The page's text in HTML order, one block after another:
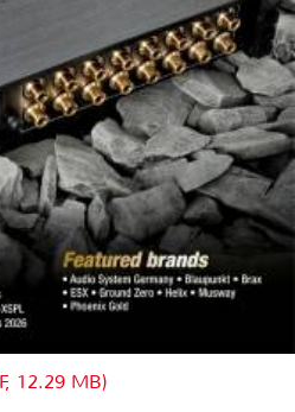
12.29 MB)